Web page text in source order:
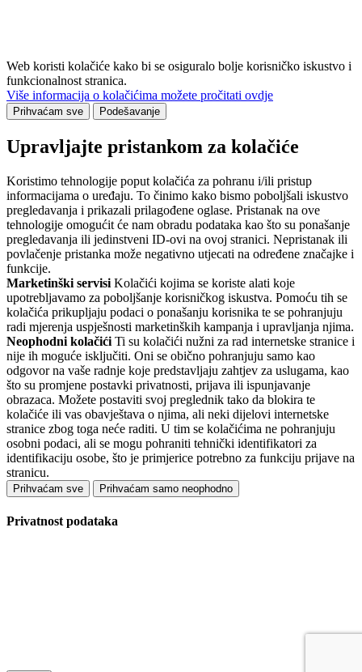
Web koristi kolačiće kako bi se osiguralo bolje korisničko iskustvo i
funkcionalnost stranica.
Više informacija o kolačićima možete pročitati ovdje
Prihvaćam sve Podešavanje
Upravljajte pristankom za kolačiće
Koristimo tehnologije poput kolačića za pohranu i/ili pristup
informacijama o uređaju. To činimo kako bismo poboljšali iskustvo
pregledavanja i prikazali prilagođene oglase. Pristanak na ove
tehnologije omogućit će nam obradu podataka kao što su ponašanje
pregledavanja ili jedinstveni ID-ovi na ovoj stranici. Nepristanak ili
povlačenje pristanka može negativno utjecati na određene značajke i
funkcije.
Marketinški servisi Kolačići kojima se koriste alati koje
upotrebljavamo za poboljšanje korisničkog iskustva. Pomoću tih se
kolačića prikupljaju podaci o ponašanju korisnika te se pohranjuju
radi mjerenja uspješnosti marketinških kampanja i upravljanja njima.
Neophodni kolačići Ti su kolačići nužni za rad internetske stranice i
nije ih moguće isključiti. Oni se obično pohranjuju samo kao
odgovor na vaše radnje koje predstavljaju zahtjev za uslugama, kao
što su promjene postavki privatnosti, prijava ili ispunjavanje
obrazaca. Možete postaviti svoj preglednik tako da blokira te
kolačiće ili vas obavještava o njima, ali neki dijelovi internetske
stranice zbog toga neće raditi. U tim se kolačićima ne pohranjuju
osobni podaci, ali se mogu pohraniti tehnički identifikatori za
identifikaciju osobe, što je primjerice potrebno za funkciju prijave na
stranicu.
Prihvaćam sve Prihvaćam samo neophodno
Privatnost podataka